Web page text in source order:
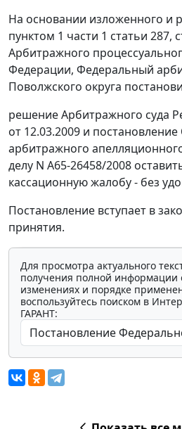
На основании изложенного и
пунктом 1 части 1 статьи 287,
Арбитражного
Федерации, Федеральный
Поволжского округа
решение Арбитражного суда
от 12.03.2009 и постановление
арбитражного
делу N А65-26458/2008
кассационную жалобу - без
Постановление вступает в
принятия.
Для просмотра актуального
получения полной информации
изменениях и порядке
воспользуйтесь поиском в
ГАРАНТ: